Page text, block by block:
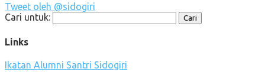
Tweet oleh @sidogiri
Cari untuk:
Links
Ikatan Alumni Santri Sidogiri